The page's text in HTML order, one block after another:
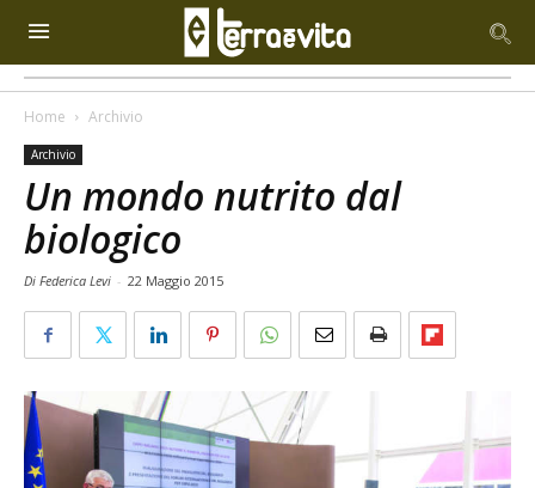
Home Archivio
Archivio
Un mondo nutrito dal
biologico
Di Federica Levi - 22 Maggio 2015